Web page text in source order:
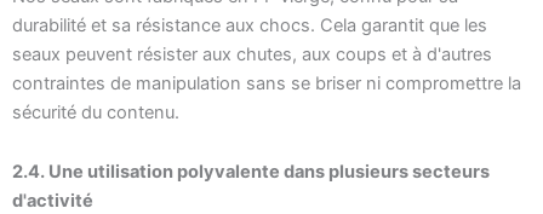
durabilité et sa résistance aux chocs. Cela garantit que les
seaux peuvent résister aux chutes, aux coups et à d'autres
contraintes de manipulation sans se briser ni compromettre la
sécurité du contenu.
2.4. Une utilisation polyvalente dans plusieurs secteurs
d'activité